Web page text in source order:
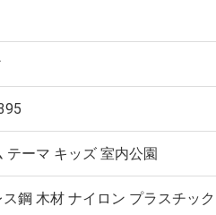
テーマ キッズ 室内公園
鋼 木材 ナイロン プラスチッ